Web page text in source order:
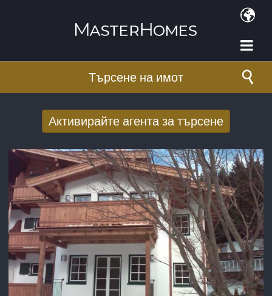
Търсене на имот
Активирайте агента за търсене
търсенето по имейл
E-mail адрес*